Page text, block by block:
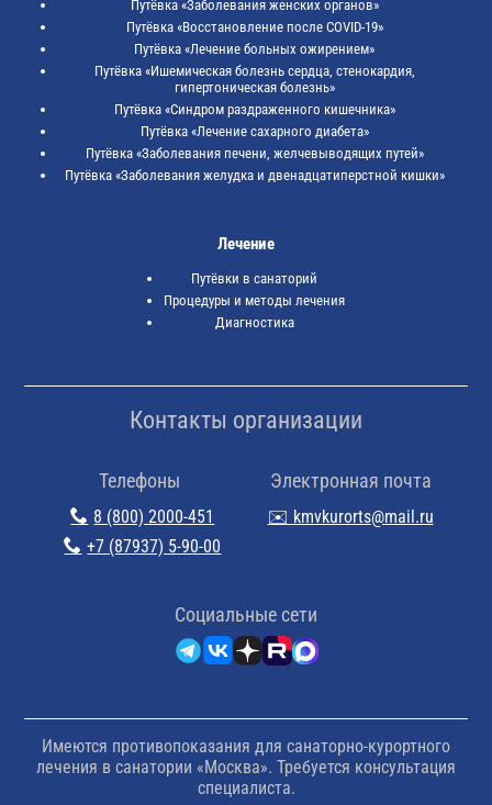
Путёвка «Заболевания женских органов»
Путёвка «Восстановление после COVID-19»
Путёвка «Лечение больных ожирением»
Путёвка «Ишемическая болезнь сердца, стенокардия,
гипертоническая болезнь»
Путёвка «Синдром раздраженного кишечника»
Путёвка «Лечение сахарного диабета»
Путёвка «Заболевания печени, желчевыводящих путей»
Путёвка «Заболевания желудка и двенадцатиперстной кишки»
Лечение
Путёвки в санаторий
Процедуры и методы лечения
Диагностика
Контакты организации
Телефоны
8 (800) 2000-451
+7 (87937) 5-90-00
Электронная почта
✉️ kmvkurorts@mail.ru
Cоциальные сети
Имеются противопоказания для санаторно-курортного
лечения в санатории «Москва». Требуется консультация
специалиста.